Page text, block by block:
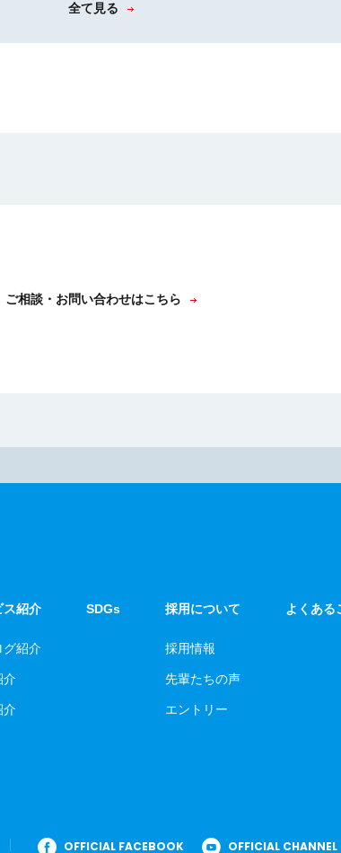
全て見る
ご相談・お問い合わせはこちら
ス紹介
グ紹介
介
介
SDGs 採用について
採用情報
先輩たちの声
エントリー
よくある
OFFICIAL FACEBOOK OFFICIAL CHANNEL